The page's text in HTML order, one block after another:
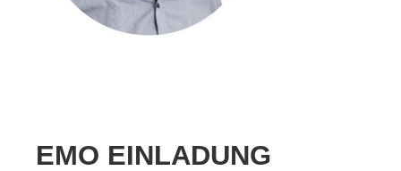
EMO EINLADUNG